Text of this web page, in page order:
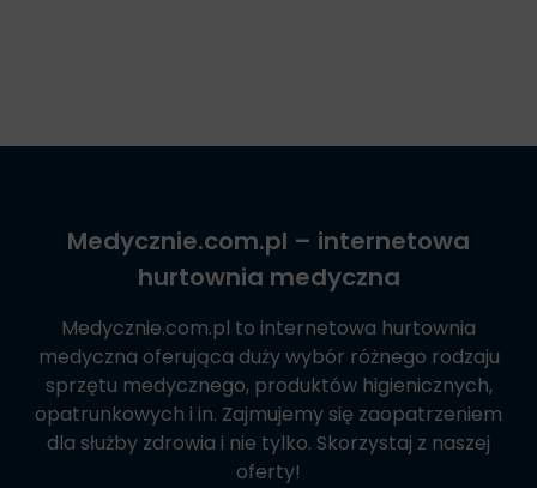
Medycznie.com.pl – internetowa
hurtownia medyczna
Medycznie.com.pl to internetowa hurtownia
medyczna oferująca duży wybór różnego rodzaju
sprzętu medycznego, produktów higienicznych,
opatrunkowych i in. Zajmujemy się zaopatrzeniem
dla służby zdrowia i nie tylko. Skorzystaj z naszej
oferty!